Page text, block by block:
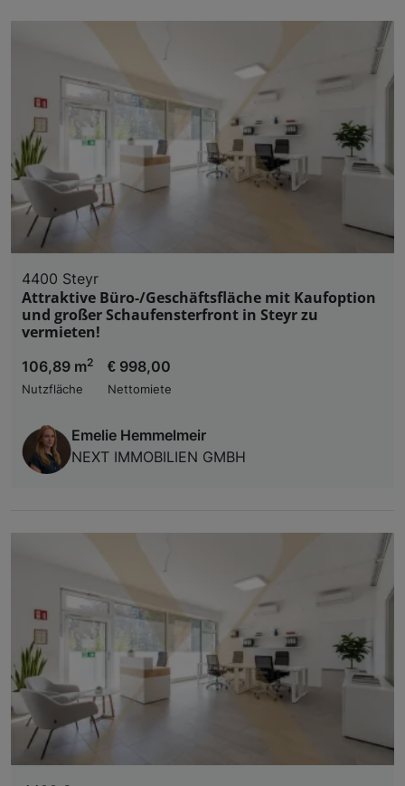
4400 Steyr
Attraktive Büro-/Geschäftsfläche mit Kaufoption
und großer Schaufensterfront in Steyr zu
vermieten!
106,89 m2
Nutzfläche
€ 998,00
Nettomiete
Emelie Hemmelmeir
NEXT IMMOBILIEN GMBH